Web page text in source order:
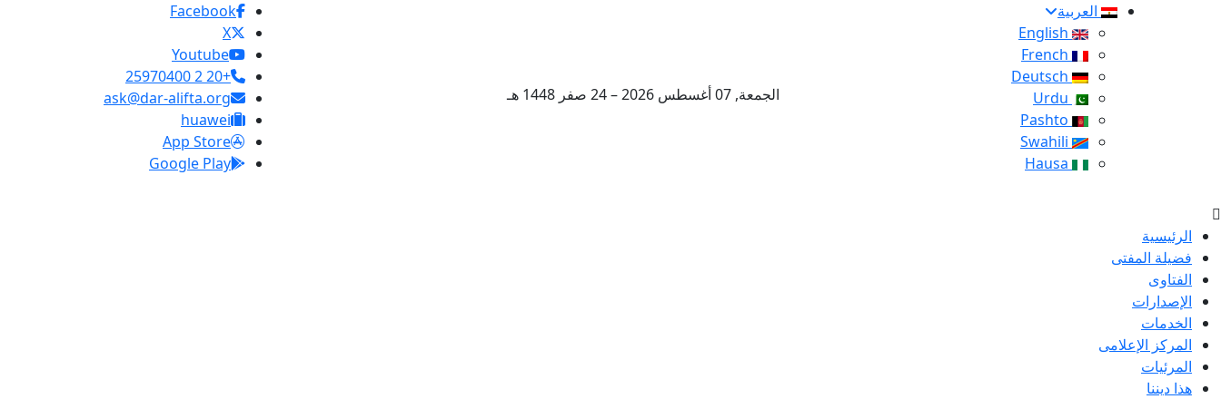
العربية
الجمعة, 07 أغسطس 2026 – 24 صفر 1448 هـ
Facebook
X
Youtube
+20 2 25970400
ask@dar-alifta.org
huawei
App Store
Google Play
الرئيسية
فضيلة المفتى
الفتاوى
الإصدارات
الخدمات
المركز الإعلامى
المرئيات
هذا ديننا